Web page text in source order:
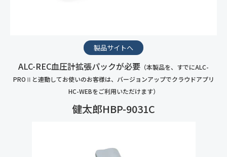
製品サイトへ
ALC-REC血圧計拡張パックが必要 （本製品を、すでにALC-
PROⅡと連動してお使いのお客様は、バージョンアップでクラウドアプリ
HC-WEBをご利用いただけます）
健太郎HBP-9031C